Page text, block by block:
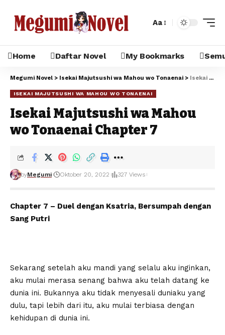
Aa
Home Daftar Novel My Bookmarks
Megumi Novel > Isekai Majutsushi wa Mahou wo Tonaenai > Isekai Majutsushi wa Mahou wo Tonaenai Chapter 7
ISEKAI MAJUTSUSHI WA MAHOU WO TONAENAI
Isekai Majutsushi wa Mahou
wo Tonaenai Chapter 7
byMegumi Oktober 20, 2022 327 Views
Chapter 7 – Duel dengan Ksatria, Bersumpah dengan
Sang Putri
Sekarang setelah aku mandi yang selalu aku inginkan,
aku mulai merasa senang bahwa aku telah datang ke
dunia ini. Bukannya aku tidak menyesali duniaku yang
dulu, tapi lebih dari itu, aku mulai terbiasa dengan
kehidupan di dunia ini.